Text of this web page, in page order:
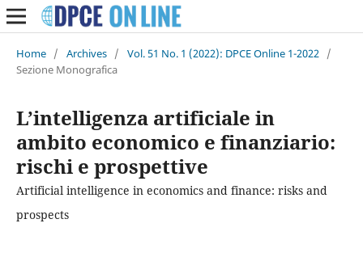
Home / Archives / Vol. 51 No. 1 (2022): DPCE Online 1-2022 /
Sezione Monografica
L’intelligenza artificiale in
ambito economico e finanziario:
rischi e prospettive
Artificial intelligence in economics and finance: risks and
prospects